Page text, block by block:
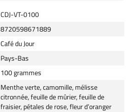
CDJ-VT-0100
8720598671889
Café du Jour
Pays-Bas
100 grammes
Menthe verte, camomille, mélisse
citronnée, feuille de mûrier, feuille de
fraisier, pétales de rose, fleur d’oranger